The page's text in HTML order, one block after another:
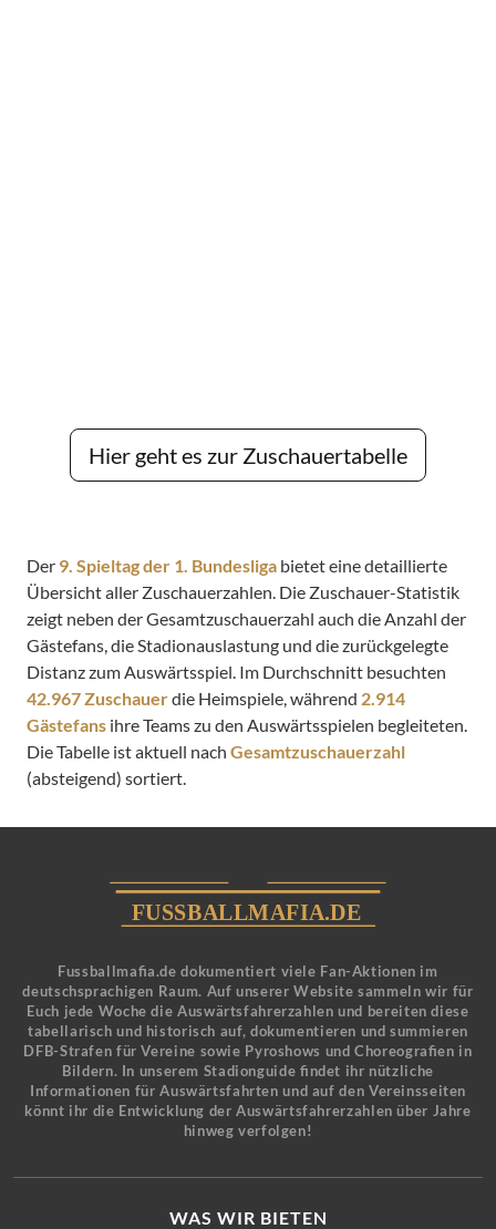
Hier geht es zur Zuschauertabelle
Der 9. Spieltag der 1. Bundesliga bietet eine detaillierte
Übersicht aller Zuschauerzahlen. Die Zuschauer-Statistik
zeigt neben der Gesamtzuschauerzahl auch die Anzahl der
Gästefans, die Stadionauslastung und die zurückgelegte
Distanz zum Auswärtsspiel. Im Durchschnitt besuchten
42.967 Zuschauerdie Heimspiele, während 2.914
Gästefans ihre Teams zu den Auswärtsspielen begleiteten.
Die Tabelle ist aktuell nach Gesamtzuschauerzahl
(absteigend) sortiert.
Fussballmafia.de dokumentiert viele Fan-Aktionen im
deutschsprachigen Raum. Auf unserer Website sammeln wir für
Euch jede Woche die Auswärtsfahrerzahlen und bereiten diese
tabellarisch und historisch auf, dokumentieren und summieren
DFB-Strafen für Vereine sowie Pyroshows und Choreografien in
Bildern. In unserem Stadionguide findet ihr nützliche
Informationen für Auswärtsfahrten und auf den Vereinsseiten
könnt ihr die Entwicklung der Auswärtsfahrerzahlen über Jahre
hinweg verfolgen!
WAS WIR BIETEN